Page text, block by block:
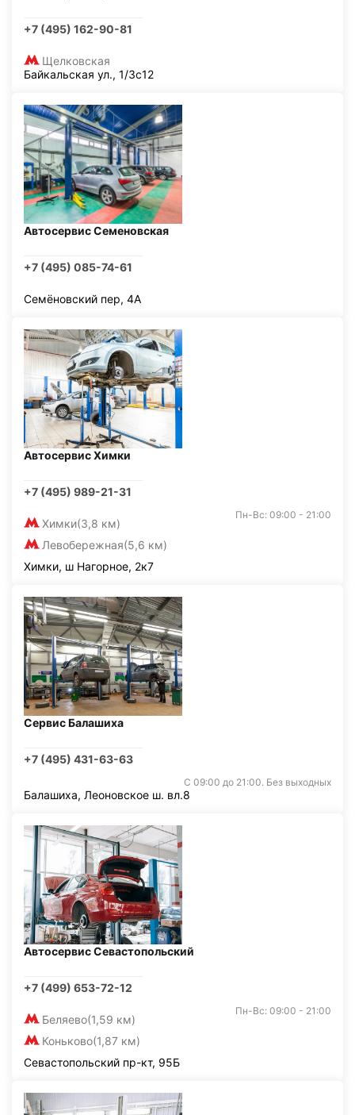
+7 (495) 162-90-81
Щелковская
Байкальская ул., 1/3с12
Автосервис Семеновская
+7 (495) 085-74-61
Семёновский пер, 4А
Автосервис Химки
+7 (495) 989-21-31
Химки(3,8 км)
Левобережная(5,6 км)
Пн-Вс: 09:00 - 21:00
Химки, ш Нагорное, 2к7
Сервис Балашиха
+7 (495) 431-63-63
С 09:00 до 21:00. Без выходных
Балашиха, Леоновское ш. вл.8
Автосервис Севастопольский
+7 (499) 653-72-12
Беляево(1,59 км)
Коньково(1,87 км)
Пн-Вс: 09:00 - 21:00
Севастопольский пр-кт, 95Б